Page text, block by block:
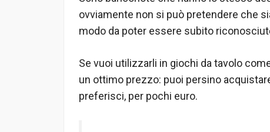
ovviamente non si può pretendere che
modo da poter essere subito
Se vuoi utilizzarli in giochi da tavolo
un ottimo prezzo: puoi persino
preferisci, per pochi euro.